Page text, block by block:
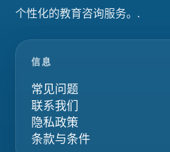
个性化的教育咨询服务。.
信息
常见问题
联系我们
隐私政策
条款与条件